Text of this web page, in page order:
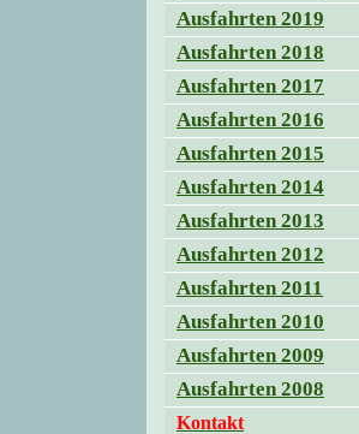
Ausfahrten 2019
Ausfahrten 2018
Ausfahrten 2017
Ausfahrten 2016
Ausfahrten 2015
Ausfahrten 2014
Ausfahrten 2013
Ausfahrten 2012
Ausfahrten 2011
Ausfahrten 2010
Ausfahrten 2009
Ausfahrten 2008
Kontakt